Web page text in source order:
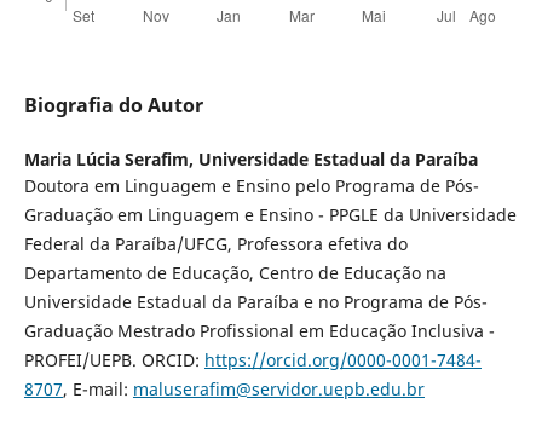
Biografia do Autor
Maria Lúcia Serafim, Universidade Estadual da Paraíba
Doutora em Linguagem e Ensino pelo Programa de Pós-
Graduação em Linguagem e Ensino - PPGLE da Universidade
Federal da Paraíba/UFCG, Professora efetiva do
Departamento de Educação, Centro de Educação na
Universidade Estadual da Paraíba e no Programa de Pós-
Graduação Mestrado Profissional em Educação Inclusiva -
PROFEI/UEPB. ORCID: https://orcid.org/0000-0001-7484-
8707, E-mail: maluserafim@servidor.uepb.edu.br